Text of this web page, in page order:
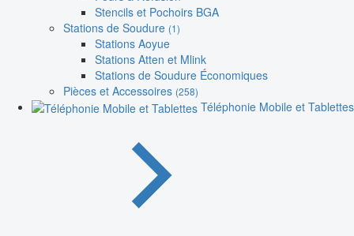
Stencils et Pochoirs BGA
Stations de Soudure (1)
Stations Aoyue
Stations Atten et Mlink
Stations de Soudure Économiques
Pièces et Accessoires (258)
Téléphonie Mobile et Tablettes